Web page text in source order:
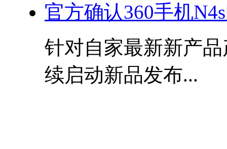
官方确认360手机
针对自家最新新产
续启动新品发布...